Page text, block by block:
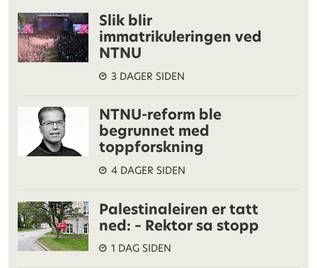
Slik blir
immatrikuleringen ved
NTNU
3 DAGER SIDEN
NTNU-reform ble
begrunnet med
toppforskning
4 DAGER SIDEN
Palestinaleiren er tatt
ned: – Rektor sa stopp
1 DAG SIDEN